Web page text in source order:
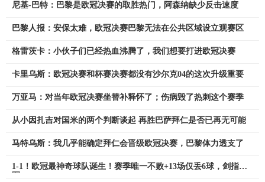
尼基-巴特：巴黎是欧冠决赛的取胜热门，阿森纳缺少反击速度
巴黎人报：安保太难，欧冠决赛巴黎无法在公共区域设立观赛区
格雷茨卡：小伙子们已经热血沸腾了，我们想要打进欧冠决赛
卡里乌斯：欧冠决赛和杯赛决赛都没有沙尔克04的这次升级重要
万亚马：对当年欧冠决赛坐替补释怀了；伤病毁了热刺这个赛季
从小因扎吉对国米的两个判断谈起 再胜巴萨拜仁是否已再无可能
马特乌斯：我几乎能确定拜仁会晋级欧冠决赛，巴黎体力透支了
1-1！欧冠最神奇球队诞生！赛季唯一不败+13场仅丢6球，剑指冠